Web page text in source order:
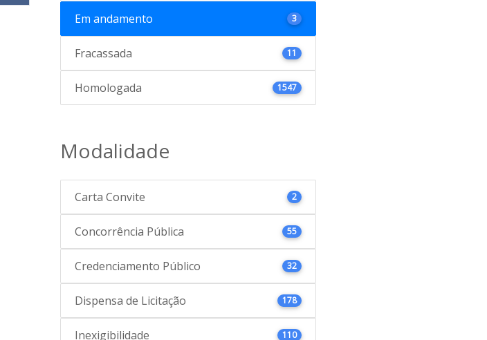
Em andamento 3
Fracassada 11
Homologada 1547
Modalidade
Carta Convite 2
Concorrência Pública 55
Credenciamento Público 32
Dispensa de Licitação 178
Inexigibilidade 110